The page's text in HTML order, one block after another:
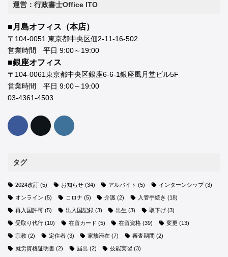
再入国許可の申請
た行
特定技能に関するQ&Aを公開しました
な行
運営：行政書士Office ITO
■月島オフィス（本店）
〒104-0051 東京都中央区佃2-11-16-502
営業時間 平日 9:00～19:00
■銀座オフィス
〒104-0061東京都中央区銀座6-6-1銀座風月堂ビル5F
営業時間 平日 9:00～19:00
03-4361-4503
タグ
2024改訂 (5) お知らせ(34) アルバイト (5) インターンシップ(3)
オンライン (5) コロナ (5) 介護 (2) 入管手続き (18)
再入国許可 (5) 出入国記録(3) 出生 (3) 取下げ(3)
受取り代行 (10) 在留カード (5) 在留資格 (39) 変更 (13)
宗教 (2) 定住者(3) 家族滞在 (7) 審査期間 (2)
就労資格証明書 (2) 届出 (2) 技能実習 (3)